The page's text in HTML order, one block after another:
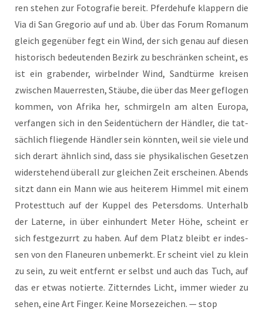
ren ste­hen zur Foto­gra­fie bereit. Pfer­de­hu­fe klap­pern die
Via di San Gre­go­rio auf und ab. Über das Forum Roma­n­um
gleich gegen­über fegt ein Wind, der sich genau auf die­sen
his­to­risch bedeu­ten­den Bezirk zu beschrän­ken scheint, es
ist ein gra­ben­der, wir­beln­der Wind, Sand­tür­me krei­sen
zwi­schen Mau­er­res­ten, Stäu­be, die über das Meer geflo­gen
kom­men, von Afri­ka her, schmir­geln am alten Euro­pa,
ver­fan­gen sich in den Sei­den­tü­chern der Händ­ler, die tat­
säch­lich flie­gen­de Händ­ler sein könn­ten, weil sie vie­le und
sich der­art ähn­lich sind, dass sie phy­si­ka­li­schen Geset­zen
wider­ste­hend über­all zur glei­chen Zeit erschei­nen. Abends
sitzt dann ein Mann wie aus hei­te­rem Him­mel mit einem
Pro­test­tuch auf der Kup­pel des Peters­doms. Unter­halb
der Later­ne, in über ein­hun­dert Meter Höhe, scheint er
sich fest­ge­zurrt zu haben. Auf dem Platz bleibt er indes­
sen von den Fla­neu­ren unbe­merkt. Er scheint viel zu klein
zu sein, zu weit ent­fernt er selbst und auch das Tuch, auf
das er etwas notier­te. Zit­tern­des Licht, immer wie­der zu
sehen, eine Art Fin­ger. Kei­ne Mor­se­zei­chen. — stop